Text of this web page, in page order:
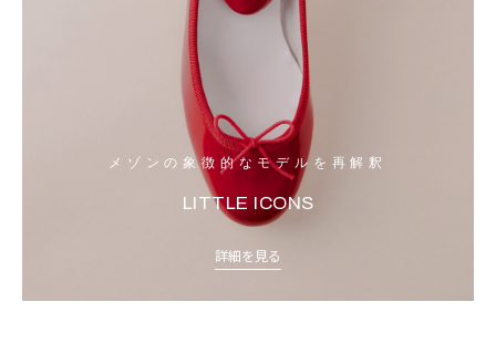
メゾンの象徴的なモデルを再解釈
LITTLE ICONS
詳細を見る